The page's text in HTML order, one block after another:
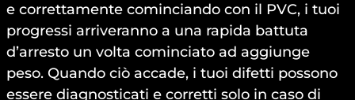
e correttamente cominciando con il PVC, i tuoi
progressi arriveranno a una rapida battuta
d’arresto un volta cominciato ad aggiunge
peso. Quando ciò accade, i tuoi difetti possono
essere diagnosticati e corretti solo in caso di